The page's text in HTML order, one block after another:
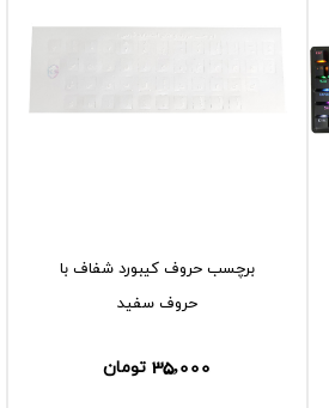
برچسب حروف کیبورد شفاف با
حروف سفید
35,000 تومان